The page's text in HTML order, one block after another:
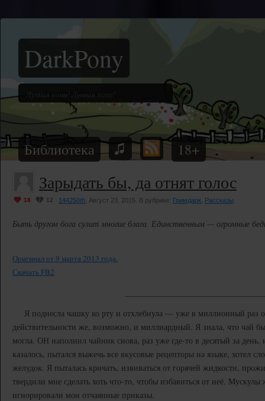
DarkPony
Библиотека 18+
Зарыдать бы, да отнят голос
18 12 144250th , Август 23, 2015. В рубрике: Гримдарк Рассказы
Быть другом бога сулит многие блага. Единственным — огромные
Оригинал от 9 марта 2013 года.
Скачать FB2
Я поднесла чашку ко рту и отхлебнула — уже в миллионный раз
действительности же, возможно, и миллиардный. Я знала, что чай
могла. ОН наполнил чайник снова, раз уже где-то в десятый за
казалось, пытался выжечь все вкусовые рецепторы на языке, хотел
желудок. Я пыталась кричать, извиваться от горячей жидкости,
твердили мне сделать хоть что-то, чтобы избавиться от неё.
игнорировали мои отчаянные приказы.